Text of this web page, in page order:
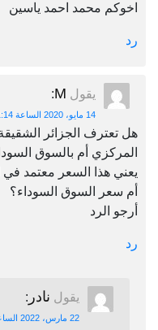
اخوكم محمد احمد ياسين
رد
يقول M
:
14 مايو، 2020 الساعة 1:14 ص
هل تعترف الجزائر
المركزي أم بالسوق
يعني هذا السعر معتمد في
أم سعر السوق السوداء؟
أرجو الرد
رد
يقول نادر :
22 مارس، 2022 الساعة 9:08 ص